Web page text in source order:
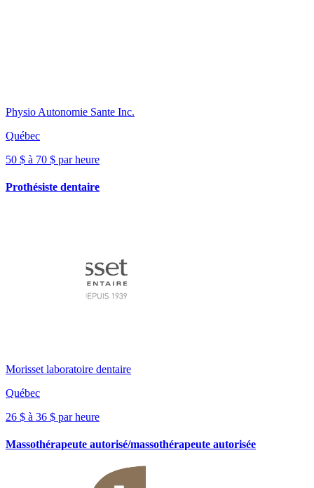
Physio Autonomie Sante Inc.
Québec
50 $ à 70 $ par heure
Prothésiste dentaire
Morisset laboratoire dentaire
Québec
26 $ à 36 $ par heure
Massothérapeute autorisé/massothérapeute autorisée